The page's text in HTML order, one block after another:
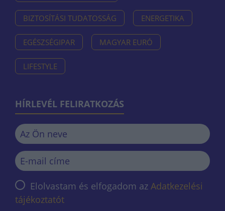
BIZTOSÍTÁSI TUDATOSSÁG ENERGETIKA
EGÉSZSÉGIPAR MAGYAR EURÓ
LIFESTYLE
HÍRLEVÉL FELIRATKOZÁS
Elolvastam és elfogadom az Adatkezelési
tájékoztatót